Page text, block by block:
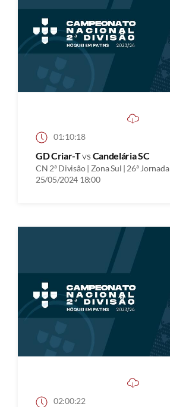
01:10:18
GD Criar-Tvs Candelária SC
CN 2ª Divisão | Zona Sul | 26ª Jornada
25/05/2024 18:00
02:00:22